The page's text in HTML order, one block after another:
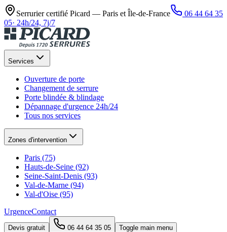
Serrurier certifié Picard — Paris et Île-de-France
06 44 64 35
05· 24h/24, 7j/7
Services
Ouverture de porte
Changement de serrure
Porte blindée & blindage
Dépannage d'urgence 24h/24
Tous nos services
Zones d'intervention
Paris (75)
Hauts-de-Seine (92)
Seine-Saint-Denis (93)
Val-de-Marne (94)
Val-d'Oise (95)
UrgenceContact
Devis gratuit 06 44 64 35 05 Toggle main menu